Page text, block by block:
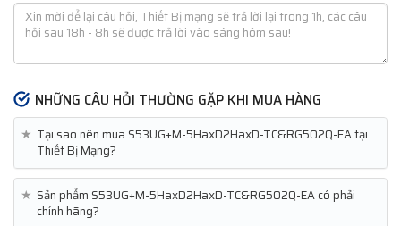
NHỮNG CÂU HỎI THƯỜNG GẶP KHI MUA HÀNG
★ Tại sao nên mua S53UG+M-5HaxD2HaxD-TC&RG502Q-EA tại
Thiết Bị Mạng?
★ Sản phẩm S53UG+M-5HaxD2HaxD-TC&RG502Q-EA có phải
chính hãng?